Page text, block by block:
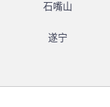
石嘴山
遂宁